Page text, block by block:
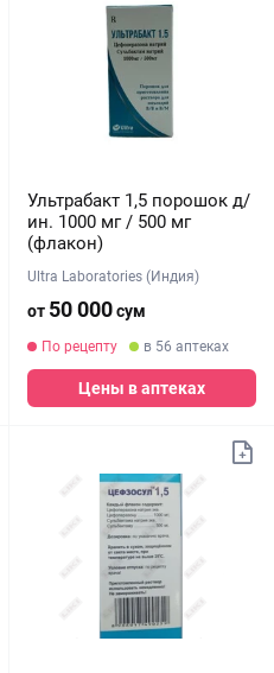
Ультрабакт 1,5 порошок д/
ин. 1000 мг / 500 мг
(флакон)
Ultra Laboratories (Индия)
от 50 000сум
По рецепту в 56 аптеках
Цены в аптеках